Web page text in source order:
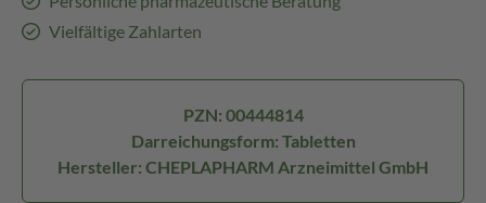
Vielfältige Zahlarten
PZN: 00444814
Darreichungsform: Tabletten
Hersteller: CHEPLAPHARM Arzneimittel GmbH